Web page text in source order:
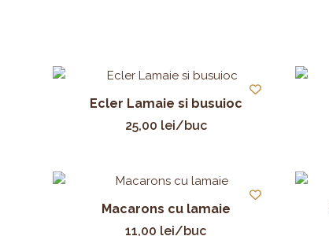
Ecler Lamaie si busuioc
25,00 lei/buc
Macarons cu lamaie
11,00 lei/buc